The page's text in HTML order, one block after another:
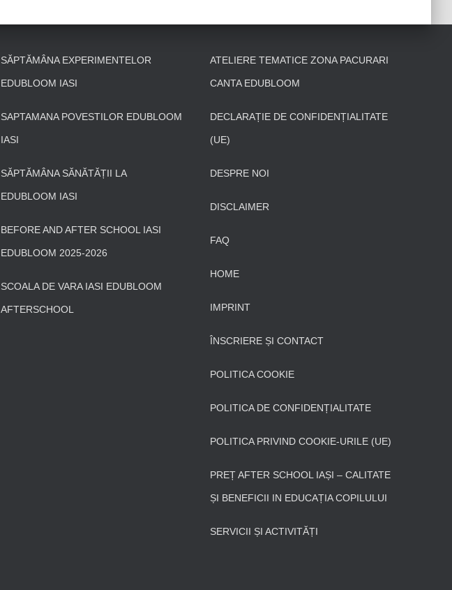
SĂPTĂMÂNA EXPERIMENTELOR
EDUBLOOM IASI
SAPTAMANA POVESTILOR EDUBLOOM
IASI
SĂPTĂMÂNA SĂNĂTĂȚII LA
EDUBLOOM IASI
BEFORE AND AFTER SCHOOL IASI
EDUBLOOM 2025-2026
SCOALA DE VARA IASI EDUBLOOM
AFTERSCHOOL
ATELIERE TEMATICE ZONA PACURARI
CANTA EDUBLOOM
DECLARAȚIE DE CONFIDENȚIALITATE
(UE)
DESPRE NOI
DISCLAIMER
FAQ
HOME
IMPRINT
ÎNSCRIERE ȘI CONTACT
POLITICA COOKIE
POLITICA DE CONFIDENȚIALITATE
POLITICA PRIVIND COOKIE-URILE (UE)
PREȚ AFTER SCHOOL IAȘI – CALITATE
ȘI BENEFICII IN EDUCAȚIA COPILULUI
SERVICII ȘI ACTIVITĂȚI